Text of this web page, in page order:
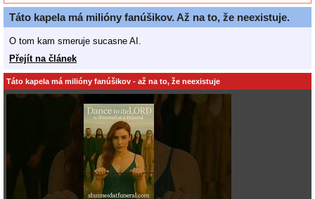
Táto kapela má milióny fanúšikov. Až na to, že neexistuje.
O tom kam smeruje sucasne AI.
Přejít na článek
Táto kapela má milióny fanúšikov - až na to, že neexistuje